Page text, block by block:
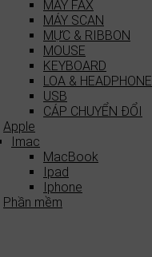
MÁY FAX
MÁY SCAN
MỰC & RIBBON
MOUSE
KEYBOARD
LOA & HEADPHONE
USB
CÁP CHUYỂN ĐỔI
Apple
Imac
MacBook
Ipad
Iphone
Phần mềm